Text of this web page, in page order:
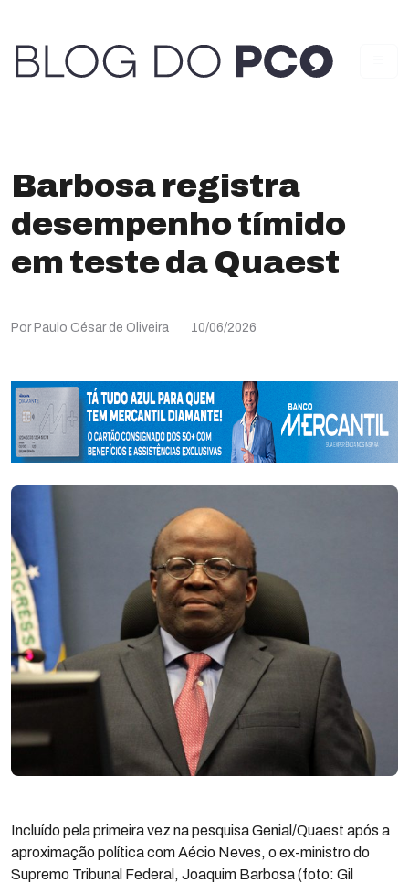
Barbosa registra
desempenho tímido
em teste da Quaest
Por Paulo César de Oliveira 10/06/2026
Incluído pela primeira vez na pesquisa Genial/Quaest após a
aproximação política com Aécio Neves, o ex-ministro do
Supremo Tribunal Federal, Joaquim Barbosa (foto: Gil